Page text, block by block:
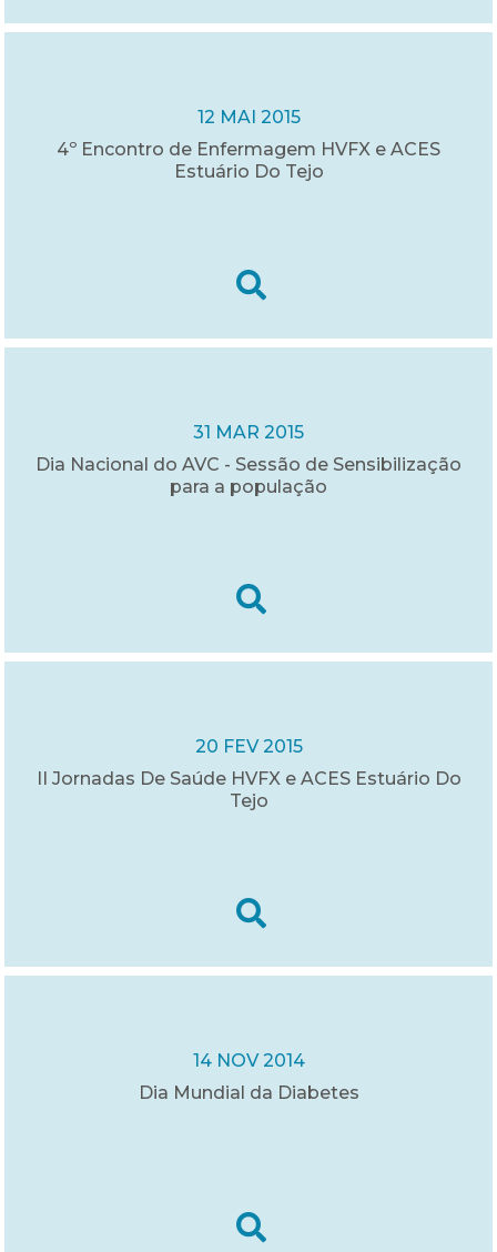
12 MAI 2015
4º Encontro de Enfermagem HVFX e ACES
Estuário Do Tejo
31 MAR 2015
Dia Nacional do AVC - Sessão de Sensibilização
para a população
20 FEV 2015
II Jornadas De Saúde HVFX e ACES Estuário Do
Tejo
14 NOV 2014
Dia Mundial da Diabetes